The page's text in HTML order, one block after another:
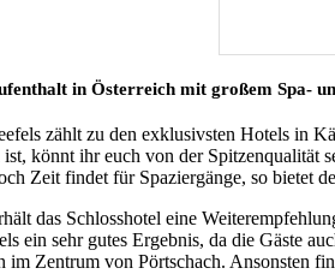
in Österreich mit großem Spa-
zählt zu den exklusivsten Hotels in
könnt ihr euch von der
Zeit findet für Spaziergänge, so bietet
das Schlosshotel eine
ein sehr gutes Ergebnis, da die Gäste
im Zentrum von Pörtschach. Ansonsten